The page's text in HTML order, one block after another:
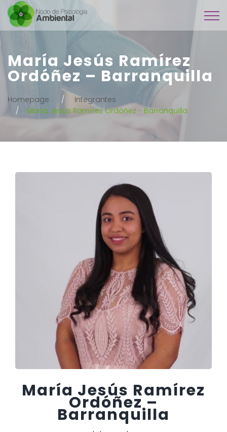
María Jesús Ramírez
Ordóñez – Barranquilla
Homepage
Integrantes
María Jesús Ramírez Ordóñez - Barranquilla
María Jesús Ramírez
Ordóñez –
Barranquilla